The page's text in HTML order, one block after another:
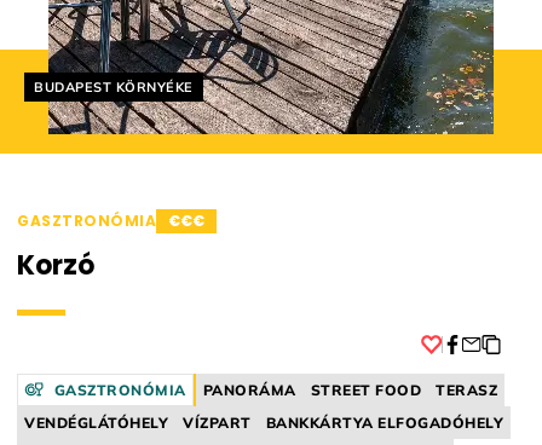
Helyszín címkék:
BUDAPEST KÖRNYÉKE
GASZTRONÓMIA €€€
Korzó
GASZTRONÓMIA PANORÁMA STREET FOOD
TERASZ
VENDÉGLÁTÓHELY
VÍZPART
BANKKÁRTYA ELFOGADÓHELY